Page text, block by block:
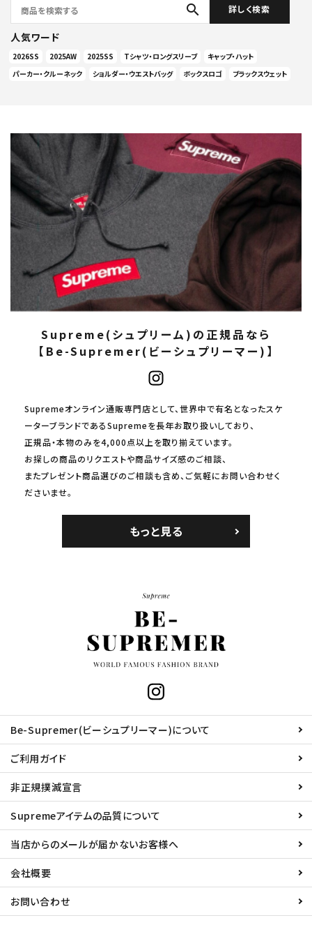
search 詳しく検索
人気ワード
2026SS 2025AW 2025SS Tシャツ・ロングスリーブ
キャップ・ハット
パーカー・クルーネック
ショルダー・ウエストバッグ ボックスロゴ ブラックスウェット
Supreme(シュプリーム)の正規品なら
【Be-Supremer(ビーシュプリーマー)】
Supremeオンライン通販専門店として、世界中で有名となったスケ
ーターブランドであるSupremeを長年お取り扱いしており、
正規品・本物のみを4,000点以上を取り揃えています。
お探しの商品のリクエストや商品サイズ感のご相談、
またプレゼント商品選びのご相談も含め、ご気軽にお問い合わせく
ださいませ。
もっと見る
Be-Supremer(ビーシュプリーマー)について
ご利用ガイド
非正規撲滅宣言
Supremeアイテムの品質について
当店からのメールが届かないお客様へ
会社概要
お問い合わせ